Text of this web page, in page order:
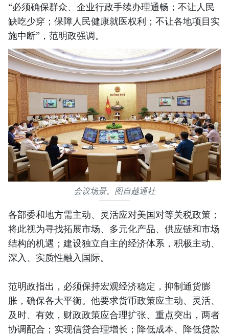
“必须确保群众、企业行政手续办理通畅；不让人民
缺吃少穿；保障人民健康就医权利；不让各地项目实
施中断”，范明政强调。
会议场景。图自越通社
各部委和地方需主动、灵活应对美国对等关税政策；
将此视为寻找拓展市场、多元化产品、供应链和市场
结构的机遇；建设独立自主的经济体系，积极主动、
深入、实质性融入国际。
范明政指出，必须保持宏观经济稳定，抑制通货膨
胀，确保各大平衡。他要求货币政策应主动、灵活、
及时、有效，财政政策应合理扩张、重点突出，两者
协调配合；实现信贷合理增长；降低成本、降低贷款